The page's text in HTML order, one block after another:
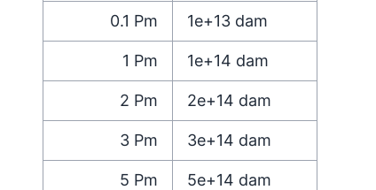
0.1 Pm 1e+13 dam
1 Pm 1e+14 dam
2 Pm 2e+14 dam
3 Pm 3e+14 dam
5 Pm 5e+14 dam